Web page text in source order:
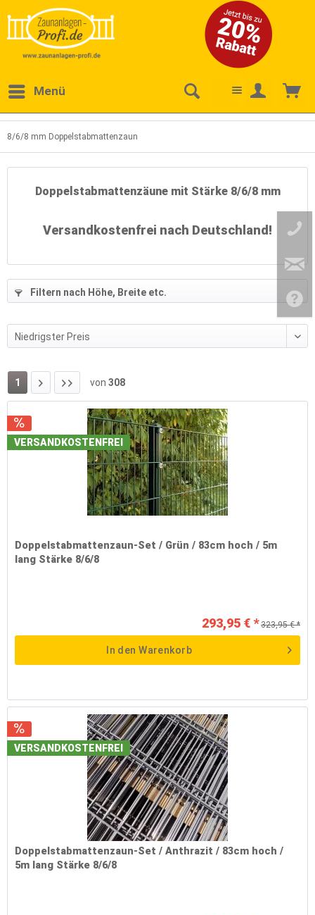
Menü
8/6/8 mm Doppelstabmattenzaun
Doppelstabmattenzäune mit Stärke 8/6/8 mm
Versandkostenfrei nach Deutschland!
Filtern nach Höhe, Breite etc.
(2058)
1 von 308
VERSANDKOSTENFREI
Doppelstabmattenzaun-Set / Grün / 83cm hoch / 5m
lang Stärke 8/6/8
293,95 € * 323,95 € *
In den Warenkorb
VERSANDKOSTENFREI
Doppelstabmattenzaun-Set / Anthrazit / 83cm hoch /
5m lang Stärke 8/6/8